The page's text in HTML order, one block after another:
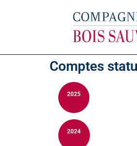
Comptes
2025
2024